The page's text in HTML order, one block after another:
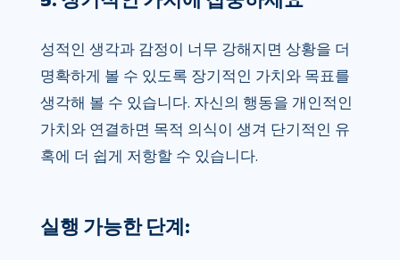
성적인 생각과 감정이 너무 강해지면 상황을 더
명확하게 볼 수 있도록 장기적인 가치와 목표를
생각해 볼 수 있습니다. 자신의 행동을 개인적인
가치와 연결하면 목적 의식이 생겨 단기적인 유
혹에 더 쉽게 저항할 수 있습니다.
실행 가능한 단계: